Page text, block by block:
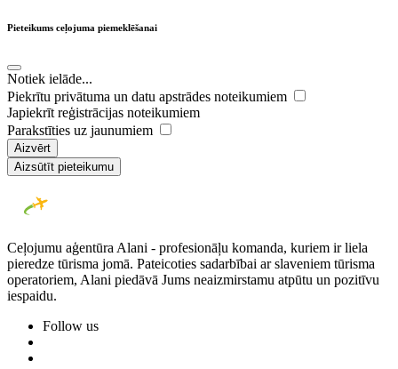
Pieteikums ceļojuma piemeklēšanai
Notiek ielāde...
Piekrītu privātuma un datu apstrādes noteikumiem
Japiekrīt reģistrācijas noteikumiem
Parakstīties uz jaunumiem
Aizvērt
Aizsūtīt pieteikumu
Ceļojumu aģentūra Alani - profesionāļu komanda, kuriem ir liela
pieredze tūrisma jomā. Pateicoties sadarbībai ar slaveniem tūrisma
operatoriem, Alani piedāvā Jums neaizmirstamu atpūtu un pozitīvu
iespaidu.
Follow us